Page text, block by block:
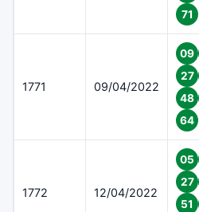
71
1771 09/04/2022
09
27
48
64
1772 12/04/2022
05
27
51